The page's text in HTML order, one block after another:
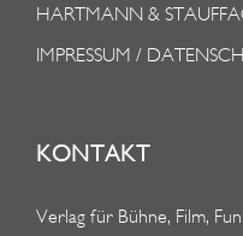
HARTMANN &
IMPRESSUM /
KONTAKT
Verlag für Bühne, Film,